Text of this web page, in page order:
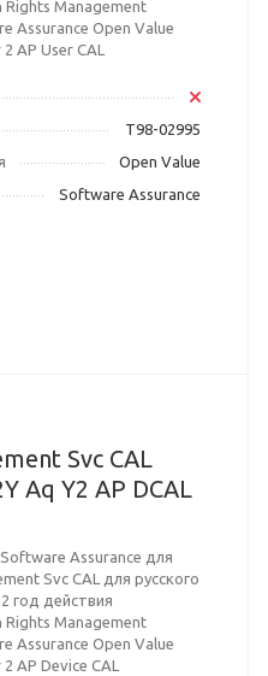
Management
Assurance Open Value
AP User CAL
T98-02995
Open Value
Software Assurance
Svc CAL
Aq Y2 AP DCAL
Assurance для
Svc CAL для русского
год действия
Management
Assurance Open Value
AP Device CAL